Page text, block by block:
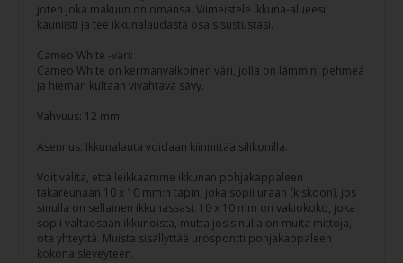
joten joka makuun on omansa. Viimeistele ikkuna-alueesi
kauniisti ja tee ikkunalaudasta osa sisustustasi.
Cameo White -väri:
Cameo White on kermanvalkoinen väri, jolla on lämmin, pehmeä
ja hieman kultaan vivahtava sävy.
Vahvuus: 12 mm
Asennus: Ikkunalauta voidaan kiinnittää silikonilla.
Voit valita, että leikkaamme ikkunan pohjakappaleen
takareunaan 10 x 10 mm:n tapin, joka sopii uraan (kiskoon), jos
sinulla on sellainen ikkunassasi. 10 x 10 mm on vakiokoko, joka
sopii valtaosaan ikkunoista, mutta jos sinulla on muita mittoja,
ota yhteyttä. Muista sisällyttää urospontti pohjakappaleen
kokonaisleveyteen.